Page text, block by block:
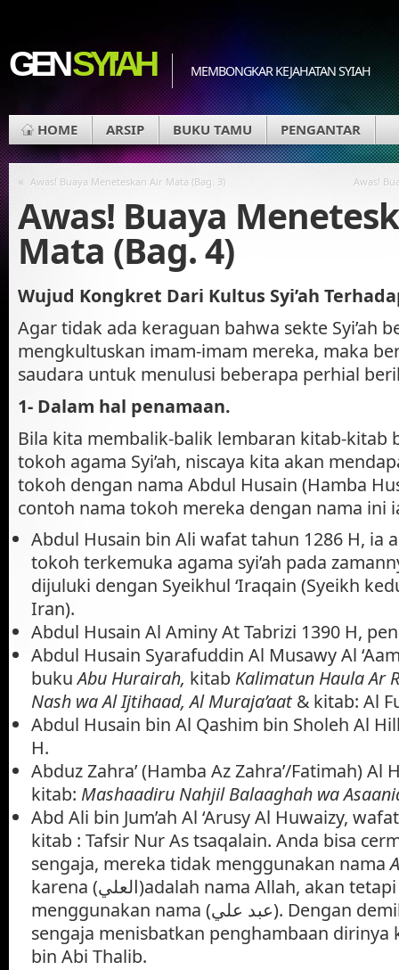
GENSYI'AH MEMBONGKAR KEJAHATAN SYIAH
HOME ARSIP BUKU TAMU PENGANTAR
« Awas! Buaya Meneteskan Air Mata (Bag. 3) Awas!
Awas! Buaya
Mata (Bag. 4)
Wujud Kongkret Dari Kultus Syi’ah
Agar tidak ada keraguan bahwa sekte Syi’ah
mengkultuskan imam-imam mereka, maka
saudara untuk menulusi beberapa perhial
1- Dalam hal penamaan.
Bila kita membalik-balik lembaran kitab-kitab
tokoh agama Syi’ah, niscaya kita akan
tokoh dengan nama Abdul Husain (Hamba
contoh nama tokoh mereka dengan nama ini
Abdul Husain bin Ali wafat tahun 1286 H, ia
tokoh terkemuka agama syi’ah pada
dijuluki dengan Syeikhul ‘Iraqain (Syeikh
Iran).
Abdul Husain Al Aminy At Tabrizi 1390 H,
Abdul Husain Syarafuddin Al Musawy Al
bukuAbu Hurairah, kitab Kalimatun Haula Ar
Nash wa Al Ijtihaad, Al Muraja’aat & kitab: Al
Abdul Husain bin Al Qashim bin Sholeh Al
H.
Abduz Zahra’ (Hamba Az Zahra’/Fatimah) Al
kitab: Mashaadiru Nahjil Balaaghah wa
Abd Ali bin Jum’ah Al ‘Arusy Al Huwaizy,
kitab : Tafsir Nur As tsaqalain. Anda bisa
sengaja, mereka tidak menggunakan nama
karena (العلي)adalah nama Allah, akan tetapi mereka
menggunakan nama (عبد علي). Dengan demikian mereka
sengaja menisbatkan penghambaan dirinya
bin Abi Thalib.